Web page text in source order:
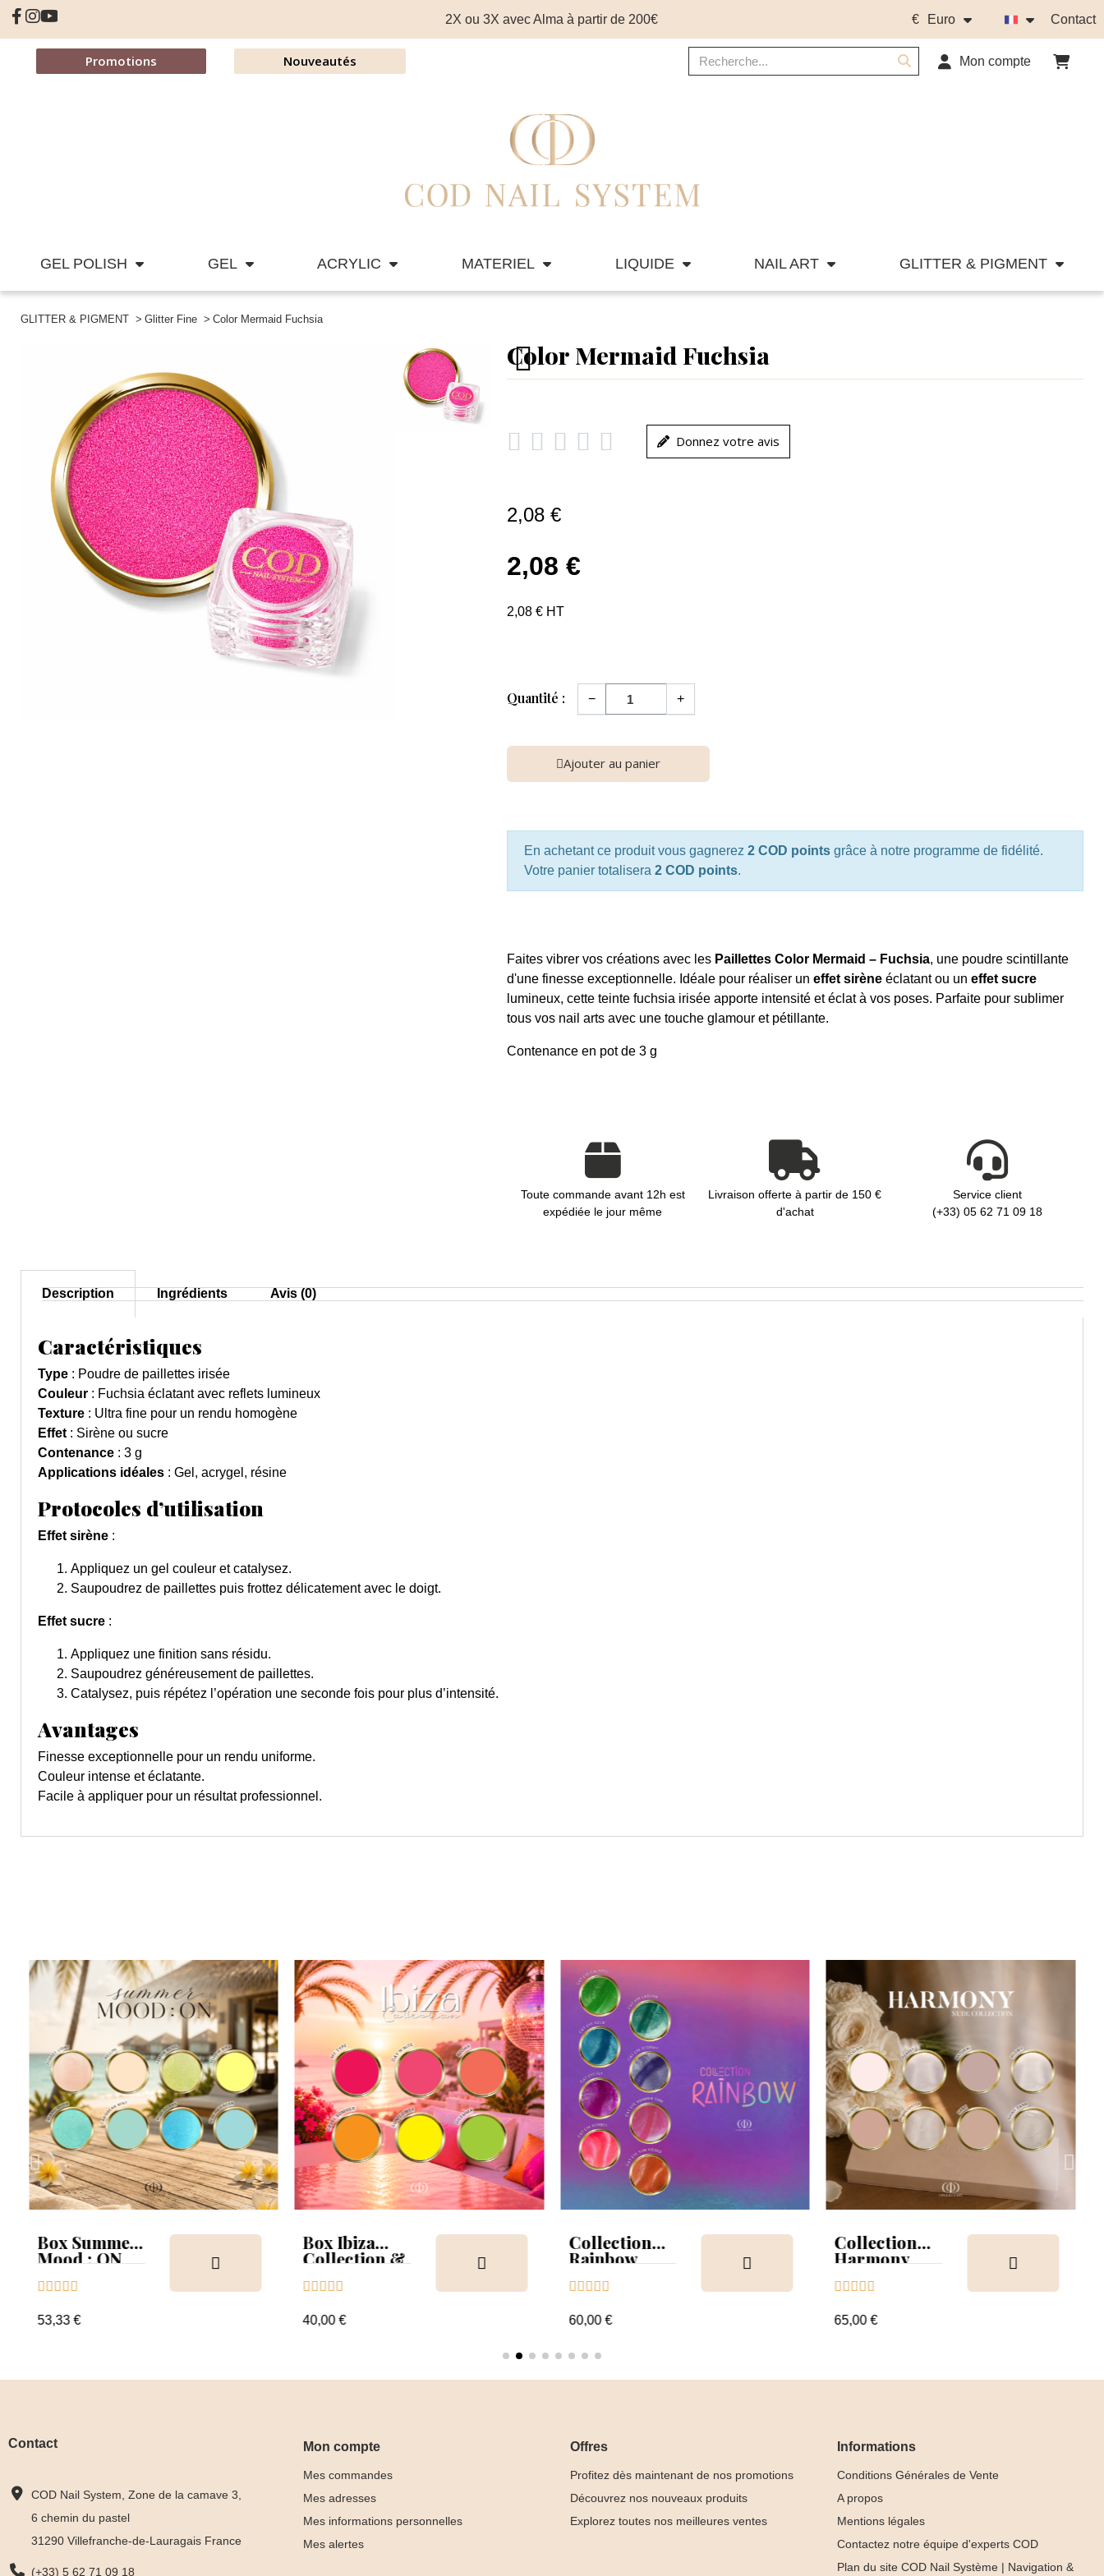
2X ou 3X avec Alma à partir de 200€ € Euro Contact
Promotions Nouveautés Mon compte
GEL POLISH GEL ACRYLIC MATERIEL LIQUIDE NAIL ART GLITTER & PIGMENT
GLITTER & PIGMENT Glitter Fine Color Mermaid Fuchsia
Color Mermaid Fuchsia
     Donnez votre avis
2,08 €
2,08 €
2,08 € HT
Quantité : − +
Ajouter au panier
En achetant ce produit vous gagnerez 2 COD pointsgrâce à notre programme de fidélité.
Votre panier totalisera 2 COD points.
Faites vibrer vos créations avec les Paillettes Color Mermaid – Fuchsia, une poudre scintillante
d'une finesse exceptionnelle. Idéale pour réaliser un effet sirèneéclatant ou un effet sucre
lumineux, cette teinte fuchsia irisée apporte intensité et éclat à vos poses. Parfaite pour sublimer
tous vos nail arts avec une touche glamour et pétillante.
Contenance en pot de 3 g
Toute commande avant 12h est
expédiée le jour même
Livraison offerte à partir de 150 €
d'achat
Service client
(+33) 05 62 71 09 18
Description Ingrédients Avis (0)
Caractéristiques
Type : Poudre de paillettes irisée
Couleur : Fuchsia éclatant avec reflets lumineux
Texture : Ultra fine pour un rendu homogène
Effet: Sirène ou sucre
Contenance : 3 g
Applications idéales : Gel, acrygel, résine
Protocoles d’utilisation
Effet sirène :
Appliquez un gel couleur et catalysez.
Saupoudrez de paillettes puis frottez délicatement avec le doigt.
Effet sucre :
Appliquez une finition sans résidu.
Saupoudrez généreusement de paillettes.
Catalysez, puis répétez l’opération une seconde fois pour plus d’intensité.
Avantages
Finesse exceptionnelle pour un rendu uniforme.
Couleur intense et éclatante.
Facile à appliquer pour un résultat professionnel.
Box Summer
Mood : ON
Tips+nuancier
    
53,33 €
Box Ibiza
Collection &
    
40,00 €
Collection
Rainbow
nuancier
    
60,00 €
Collection
Harmony
nuancier
    
65,00 €
Contact
COD Nail System, Zone de la camave 3,
6 chemin du pastel
31290 Villefranche-de-Lauragais France
(+33) 5 62 71 09 18
Mon compte
Mes commandes
Mes adresses
Mes informations personnelles
Mes alertes
Offres
Profitez dès maintenant de nos promotions
Découvrez nos nouveaux produits
Explorez toutes nos meilleures ventes
Informations
Conditions Générales de Vente
A propos
Mentions légales
Contactez notre équipe d'experts COD
Plan du site COD Nail Système | Navigation &